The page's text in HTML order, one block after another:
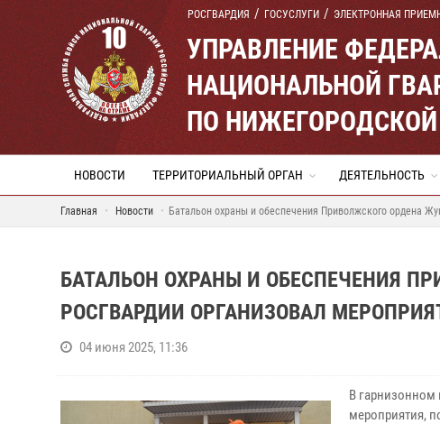
РОСГВАРДИЯ ГОСУСЛУГИ ЭЛЕКТРОННАЯ
УПРАВЛЕНИЕ
НАЦИОНАЛЬНОЙ
ПО
НОВОСТИ ТЕРРИТОРИАЛЬНЫЙ ОРГАН ДЕЯТЕЛЬНОСТЬ
Главная Новости Батальон охраны и обеспечения Приволжского ордена
БАТАЛЬОН ОХРАНЫ И ОБЕСПЕЧЕНИЯ
РОСГВАРДИИ ОРГАНИЗОВАЛ
04 июня 2025, 11:36
В гарнизонном
мероприятия,